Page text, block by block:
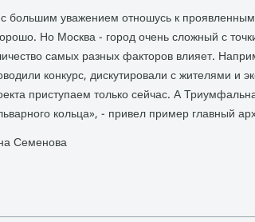
большим уважением отношусь к
Но Москва - город очень сложный с
самых разных факторов влияет.
конкурс, дискутировали с жителями и
приступаем только сейчас. А
кольца», - привел пример главный
Семенова